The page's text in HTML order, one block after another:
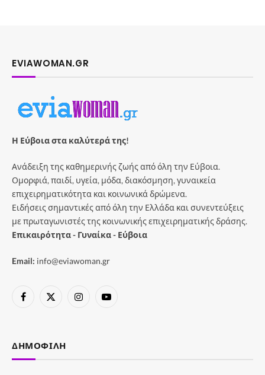
EVIAWOMAN.GR
Η Εύβοια στα καλύτερά της!
Ανάδειξη της καθημερινής ζωής από όλη την Εύβοια.
Ομορφιά, παιδί, υγεία, μόδα, διακόσμηση, γυναικεία
επιχειρηματικότητα και κοινωνικά δρώμενα.
Ειδήσεις σημαντικές από όλη την Ελλάδα και συνεντεύξεις
με πρωταγωνιστές της κοινωνικής επιχειρηματικής δράσης.
Επικαιρότητα - Γυναίκα - Εύβοια
Email: info@eviawoman.gr
Facebook
X
InstagramYouTube
ΔΗΜΟΦΙΛΉ